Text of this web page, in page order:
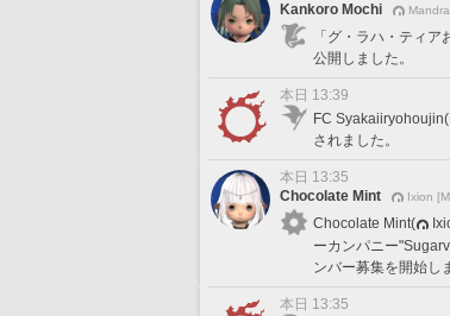
Kankoro Mochi
「グ・ラハ・ティア
公開しました。
本日 13:39
FC
されました。
本日 13:35
Chocolate Mint
Ixion
Chocolate Mint(
ーカンパニー
ンバー募集を開始し
本日 13:35